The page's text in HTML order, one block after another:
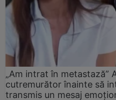
„Am intrat în metastază”
cutremurător înainte să
transmis un mesaj